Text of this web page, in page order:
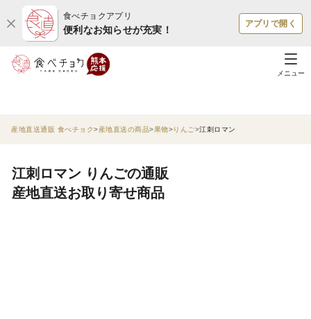
食べチョクアプリ
便利なお知らせが充実！
アプリで開く
メニュー
産地直送通販 食べチョク 産地直送の商品 果物 りんご 江刺ロマン
江刺ロマン りんごの通販
産地直送お取り寄せ商品